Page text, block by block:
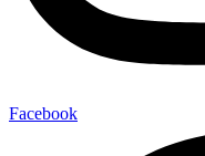
Facebook